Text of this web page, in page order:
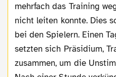
mehrfach das Training
nicht leiten konnte. Dies
bei den Spielern. Einen
setzten sich Präsidium,
zusammen, um die